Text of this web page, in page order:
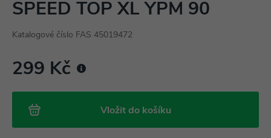
SPEED TOP XL YPM 90
Katalogové číslo FAS 45019472
299 Kč
Vložit do košíku